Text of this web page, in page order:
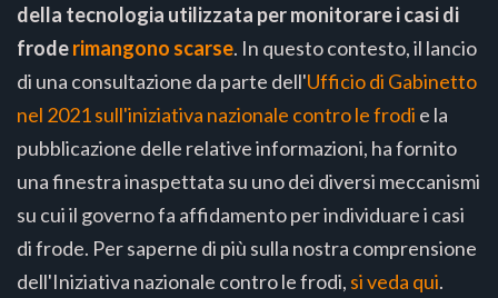
della tecnologia utilizzata per monitorare i casi di
froderimangono scarse. In questo contesto, il lancio
di una consultazione da parte dell'Ufficio di Gabinetto
nel 2021 sull'iniziativa nazionale contro le frodi e la
pubblicazione delle relative informazioni, ha fornito
una finestra inaspettata su uno dei diversi meccanismi
su cui il governo fa affidamento per individuare i casi
di frode. Per saperne di più sulla nostra comprensione
dell'Iniziativa nazionale contro le frodi, si veda qui.